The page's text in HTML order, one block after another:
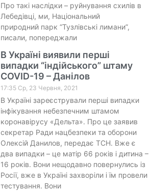
Про такі наслідки – руйнування схилів в
Лебедівці, ми, Національний
природний парк “Тузлівські лимани”,
писали, попереджали
В Україні виявили перші
випадки “індійського” штаму
COVID-19 – Данілов
17:35 Ср, 23 Червня, 2021
В Україні зареєстрували перші випадки
інфікування небезпечним штамом
коронавірусу «Дельта». Про це заявив
секретар Ради нацбезпеки та оборони
Олексій Данилов, передає ТСН. Вже є
два випадки – це матір 66 років і дитина –
16 років. Вони нещодавно повернулись із
Росії, вже в Україні захворіли і їм провели
тестування. Вони